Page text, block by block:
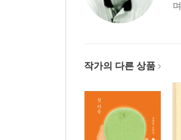
작가의 다른 상품